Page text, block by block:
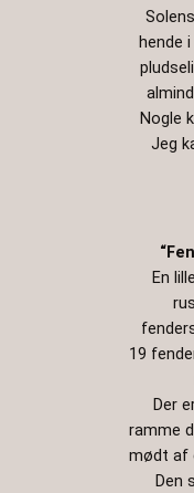
hende
Nogle
Jeg
En
19
Der
ramme
mødt af
Den